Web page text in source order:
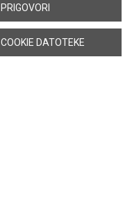
PRIGOVORI
COOKIE DATOTEKE